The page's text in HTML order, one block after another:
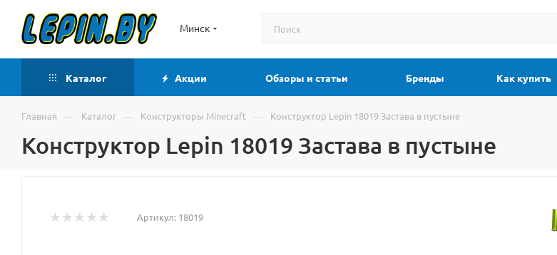
Минск
Каталог Акции Обзоры и статьи Бренды Как купить
Главная — Каталог — Конструкторы Minecraft — Конструктор Lepin 18019 Застава в пустыне
Конструктор Lepin 18019 Застава в пустыне
Артикул: 18019